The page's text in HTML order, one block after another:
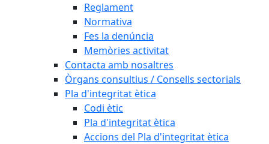
Reglament
Normativa
Fes la denúncia
Memòries activitat
Contacta amb nosaltres
Òrgans consultius / Consells sectorials
Pla d'integritat ètica
Codi ètic
Pla d'integritat ètica
Accions del Pla d'integritat ètica